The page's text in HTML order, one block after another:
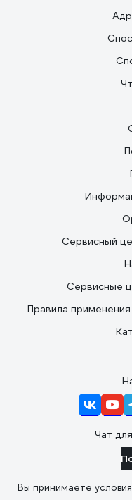
Сервисный
Сервисные
Правила
Чат
Вы принимаете условия